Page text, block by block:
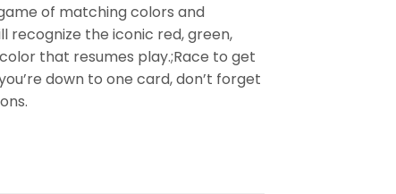
of matching colors and
recognize the iconic red, green,
that resumes play.;Race to get
down to one card, don’t forget